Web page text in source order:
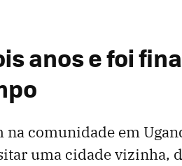
anos e foi
comunidade em
uma cidade vizinha,